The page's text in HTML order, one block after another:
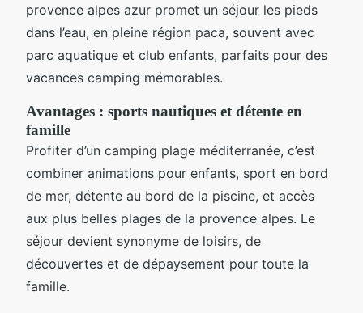
provence alpes azur promet un séjour les pieds
dans l’eau, en pleine région paca, souvent avec
parc aquatique et club enfants, parfaits pour des
vacances camping mémorables.
Avantages : sports nautiques et détente en
famille
Profiter d’un camping plage méditerranée, c’est
combiner animations pour enfants, sport en bord
de mer, détente au bord de la piscine, et accès
aux plus belles plages de la provence alpes. Le
séjour devient synonyme de loisirs, de
découvertes et de dépaysement pour toute la
famille.